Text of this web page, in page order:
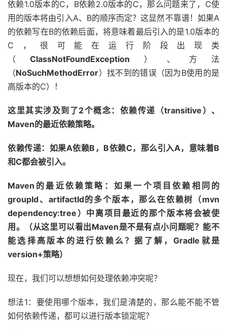
依赖1.0版本的C，B依赖2.0版本的C，那么问题来了，C使
用的版本将由引入A、B的顺序而定？这显然不靠谱！如果A
的依赖写在B的依赖后面，将意味着最后引入的是1.0版本的
C，很可能在运行阶段出现类
（ClassNotFoundException ）、方法
（NoSuchMethodError）找不到的错误（因为B使用的是
高版本的C）！
这里其实涉及到了2个概念：依赖传递（transitive）、
Maven的最近依赖策略。
依赖传递：如果A依赖B，B依赖C，那么引入A，意味着B
和C都会被引入。
Maven的最近依赖策略：如果一个项目依赖相同的
groupId、artifactId的多个版本，那么在依赖树（mvn
dependency:tree）中离项目最近的那个版本将会被使
用。（从这里可以看出Maven是不是有点小问题呢？能不
能选择高版本的进行依赖么？据了解，Gradle就是
version+策略）
现在，我们可以想想如何处理依赖冲突呢？
想法1：要使用哪个版本，我们是清楚的，那么能不能不管
如何依赖传递，都可以进行版本锁定呢？